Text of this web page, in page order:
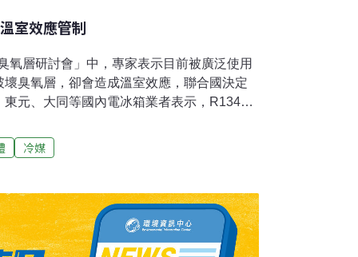
室效應管制
氧層研討會」中，專家表示目前被廣泛使用
臭氧層，卻會造成溫室效應，聯合國決定
元、大同等國內電冰箱業者表示，R134a
強制規定，業者也只好配合。美國馬里蘭
，國際間已經開始重視碳氫冷媒的問題，
工所表示，包括HCFC、PFC、SF6等氟氯
內，可能列入氣候變化綱要公約中，加強
工業國家大量使用化石燃料（包括煤及石
冷媒